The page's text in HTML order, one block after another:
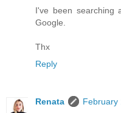
I've been searching
Google.
Thx
Reply
Renata
February